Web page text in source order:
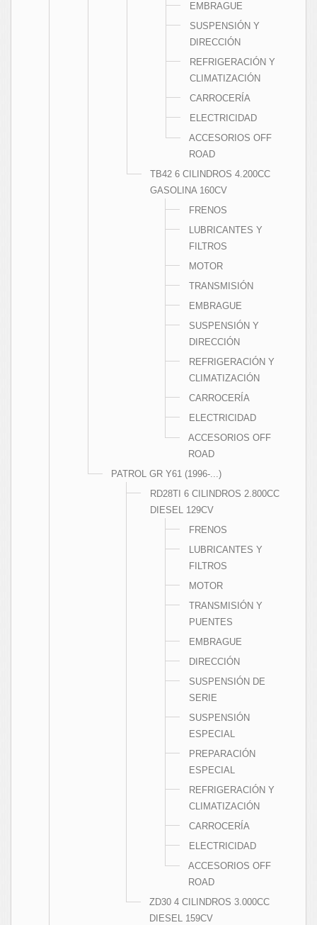
EMBRAGUE
SUSPENSIÓN Y
DIRECCIÓN
REFRIGERACIÓN Y
CLIMATIZACIÓN
CARROCERÍA
ELECTRICIDAD
ACCESORIOS OFF
ROAD
TB42 6 CILINDROS 4.200CC
GASOLINA 160CV
FRENOS
LUBRICANTES Y
FILTROS
MOTOR
TRANSMISIÓN
EMBRAGUE
SUSPENSIÓN Y
DIRECCIÓN
REFRIGERACIÓN Y
CLIMATIZACIÓN
CARROCERÍA
ELECTRICIDAD
ACCESORIOS OFF
ROAD
PATROL GR Y61 (1996-...)
RD28TI 6 CILINDROS 2.800CC
DIESEL 129CV
FRENOS
LUBRICANTES Y
FILTROS
MOTOR
TRANSMISIÓN Y
PUENTES
EMBRAGUE
DIRECCIÓN
SUSPENSIÓN DE
SERIE
SUSPENSIÓN
ESPECIAL
PREPARACIÓN
ESPECIAL
REFRIGERACIÓN Y
CLIMATIZACIÓN
CARROCERÍA
ELECTRICIDAD
ACCESORIOS OFF
ROAD
ZD30 4 CILINDROS 3.000CC
DIESEL 159CV